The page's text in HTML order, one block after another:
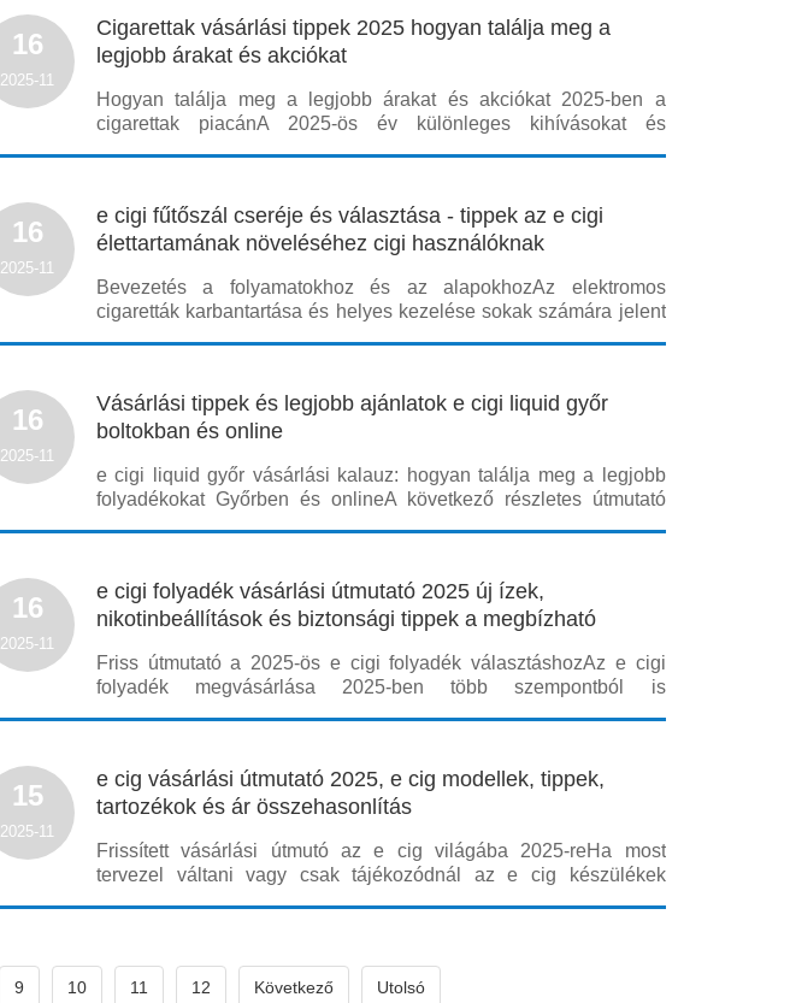
16
2025-11
Cigarettak vásárlási tippek 2025 hogyan találja meg a
legjobb árakat és akciókat
Hogyan találja meg a legjobb árakat és akciókat 2025-ben a
cigarettak piacánA 2025-ös év különleges kihívásokat és
cigarettak árát é
16
2025-11
e cigi fűtőszál cseréje és választása - tippek az e cigi
élettartamának növeléséhez cigi használóknak
Bevezetés a folyamatokhoz és az alapokhozAz elektromos
cigaretták karbantartása és helyes kezelése sokak számára jelent
16
2025-11
Vásárlási tippek és legjobb ajánlatok e cigi liquid győr
boltokban és online
e cigi liquid győr vásárlási kalauz: hogyan találja meg a legjobb
folyadékokat Győrben és onlineA következő részletes útmutató
16
2025-11
e cigi folyadék vásárlási útmutató 2025 új ízek,
nikotinbeállítások és biztonsági tippek a megbízható
Friss útmutató a 2025-ös e cigi folyadék választáshozAz e cigi
folyadék megvásárlása 2025-ben több szempontból is
átfogóan bem
15
2025-11
e cig vásárlási útmutató 2025, e cig modellek, tippek,
tartozékok és ár összehasonlítás
Frissített vásárlási útmutó az e cig világába 2025-reHa most
tervezel váltani vagy csak tájékozódnál az e cig készülékek
9 10 11 12 Következő Utolsó